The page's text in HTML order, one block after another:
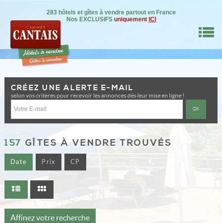
283 hôtels et gîtes à vendre partout en France
Nos EXCLUSIFS uniquement ICI
BIEN
0
CRÉEZ UNE ALERTE E-MAIL
selon vos critères pour recevoir les annonces dès leur mise en ligne !
157 GÎTES À VENDRE TROUVÉS
Date Prix CP
Affinez votre recherche